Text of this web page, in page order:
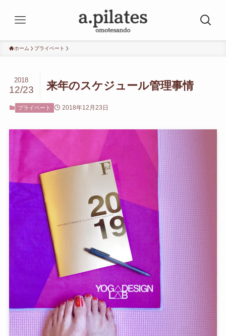
ホーム プライベート
来年のスケジュール管理事情
2018
12/23
プライベート 2018年12月23日